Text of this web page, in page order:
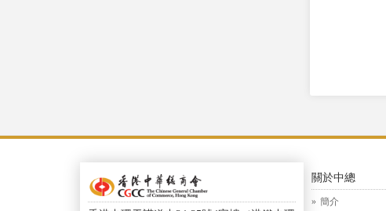
關於中總
簡介